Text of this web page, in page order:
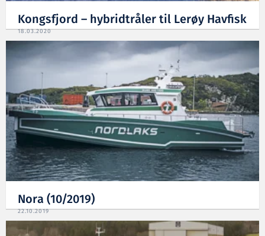
Kongsfjord – hybridtråler til Lerøy Havfisk
18.03.2020
Nora (10/2019)
22.10.2019